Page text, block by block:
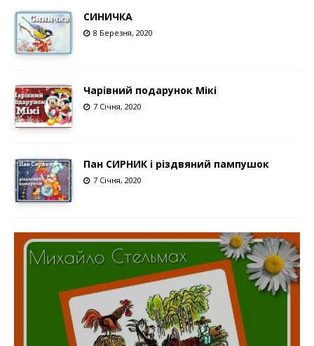
СИНИЧКА
8 Березня, 2020
Чарівний подарунок Мікі
7 Січня, 2020
Пан СИРНИК і різдвяний пампушок
7 Січня, 2020